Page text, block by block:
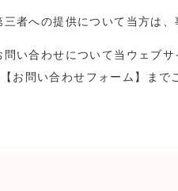
者への提供について当方は
い合わせについて当ウェブ
お問い合わせフォーム】まで